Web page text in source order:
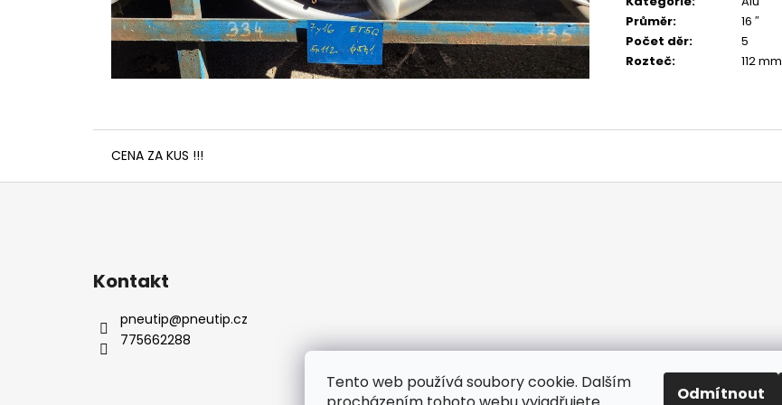
Tento web používá soubory cookie. Dalším
Odmítnout
Průměr:
16 ″
Počet děr:
5
Rozteč: 112 mm
CENA ZA KUS !!!
Z
Kontakt
pneutip@pneutip.cz
775662288